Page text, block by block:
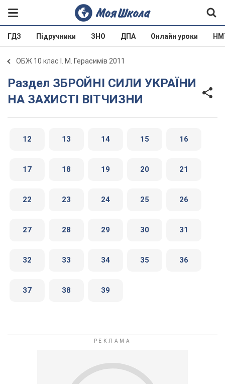
ГДЗ Підручники ЗНО ДПА Онлайн уроки
ОБЖ 10 клас І. М. Герасимів 2011
Раздел ЗБРОЙНІ СИЛИ УКРАЇНИ
НА ЗАХИСТІ ВІТЧИЗНИ
12 13 14 15 16
17 18 19 20 21
22 23 24 25 26
27 28 29 30 31
32 33 34 35 36
37 38 39